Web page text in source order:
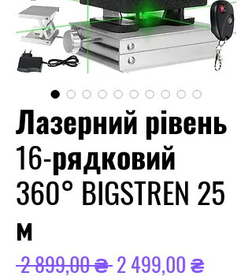
Лазерний рівень
16-рядковий
360° BIGSTREN 25
м
2 899,00 ₴ Звичайна
2 499,00 ₴За